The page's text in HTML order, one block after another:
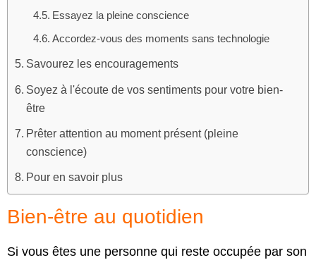
Essayez la pleine conscience
Accordez-vous des moments sans technologie
Savourez les encouragements
Soyez à l'écoute de vos sentiments pour votre bien-
être
Prêter attention au moment présent (pleine
conscience)
Pour en savoir plus
Bien-être au quotidien
Si vous êtes une personne qui reste occupée par son